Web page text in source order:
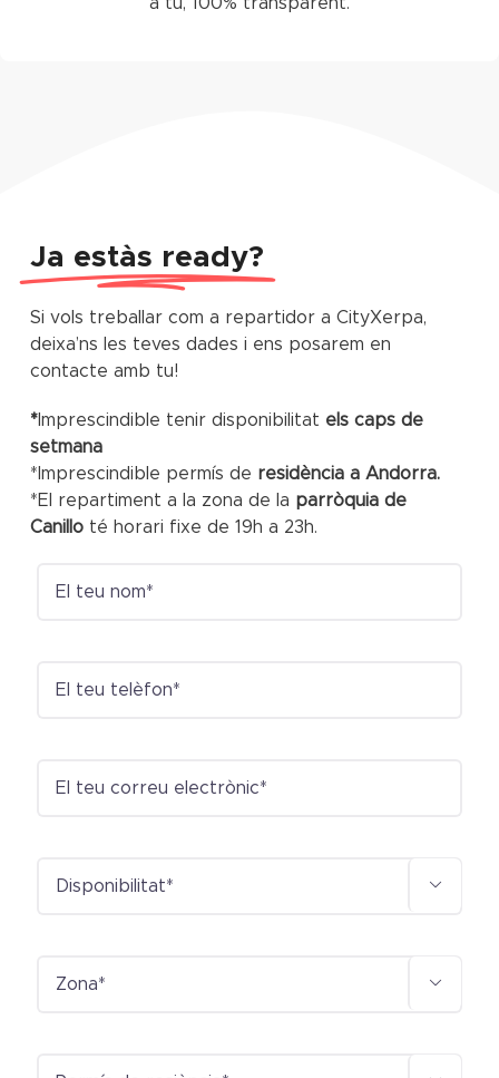
Ja estàs ready?
Si vols treballar com a repartidor a CityXerpa,
deixa’ns les teves dades i ens posarem en
contacte amb tu!
*Imprescindible tenir disponibilitat els caps de
setmana
*Imprescindible permís de residència a Andorra.
*El repartiment a la zona de la parròquia de
Canillo té horari fixe de 19h a 23h.

